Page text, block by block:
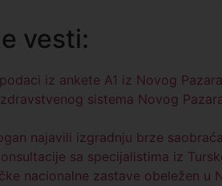
vesti:
iz ankete A1 iz Novog
sistema Novog
najavili izgradnju brze
sa specijalistima iz
nacionalne zastave obeležen